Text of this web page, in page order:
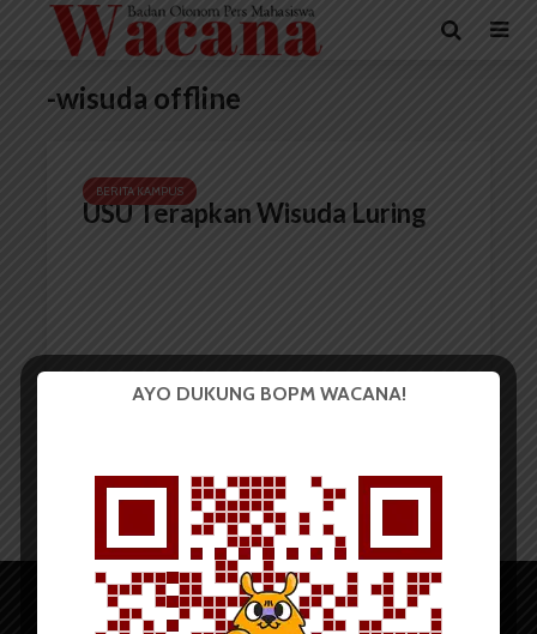
-wisuda offline
BERITA KAMPUS
USU Terapkan Wisuda Luring
AYO DUKUNG BOPM WACANA!